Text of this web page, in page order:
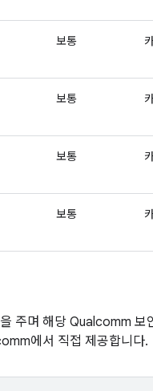
보통
보통
보통
보통
주며 해당 Qualcomm 보
에서 직접 제공합니다.